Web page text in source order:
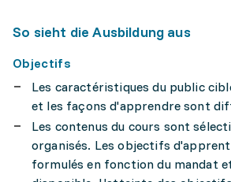
So sieht die Ausbildung aus
Objectifs
Les caractéristiques du public
et les façons d'apprendre sont
Les contenus du cours sont
organisés. Les objectifs
formulés en fonction du mandat